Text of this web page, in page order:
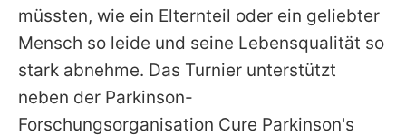
müssten, wie ein Elternteil oder ein geliebter
Mensch so leide und seine Lebensqualität so
stark abnehme. Das Turnier unterstützt
neben der Parkinson-
Forschungsorganisation Cure Parkinson's